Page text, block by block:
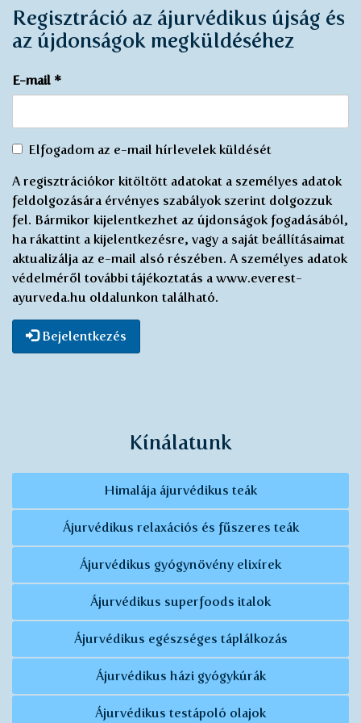
Regisztráció az ájurvédikus újság és
az újdonságok megküldéséhez
E-mail *
Egyetértek
elektronikus
újság
küldésével
*
Elfogadom az e-mail hírlevelek küldését
A regisztrációkor kitöltött adatokat a személyes adatok
feldolgozására érvényes szabályok szerint dolgozzuk
fel. Bármikor kijelentkezhet az újdonságok fogadásából,
ha rákattint a kijelentkezésre, vagy a saját beállításaimat
aktualizálja az e-mail alsó részében. A személyes adatok
védelméről további tájékoztatás a www.everest-
ayurveda.hu oldalunkon található.
Bejelentkezés
Kínálatunk
Himalája ájurvédikus teák
Ájurvédikus relaxációs és fűszeres teák
Ájurvédikus gyógynövény elixírek
Ájurvédikus superfoods italok
Ájurvédikus egészséges táplálkozás
Ájurvédikus házi gyógykúrák
Ájurvédikus testápoló olajok